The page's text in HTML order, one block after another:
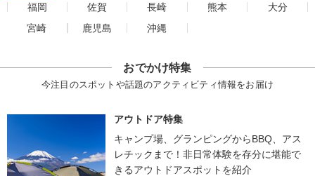
福岡
佐賀 長崎 熊本
大分
宮崎
鹿児島 沖縄
おでかけ特集
今注目のスポットや話題のアクティビティ情報をお届け
アウトドア特集
キャンプ場、グランピングからBBQ、アス
レチックまで！非日常体験を存分に堪能で
きるアウトドアスポットを紹介